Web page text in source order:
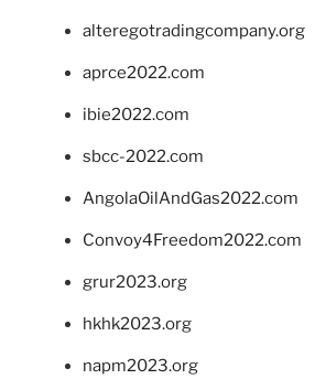
alteregotradingcompany.org
aprce2022.com
ibie2022.com
sbcc-2022.com
AngolaOilAndGas2022.com
Convoy4Freedom2022.com
grur2023.org
hkhk2023.org
napm2023.org